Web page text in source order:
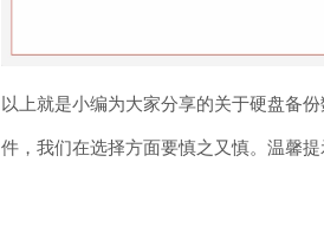
以上就是小编为大家分享的关于硬盘备
件，我们在选择方面要慎之又慎。温馨